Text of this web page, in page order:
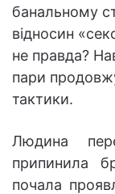
банальному
відносин
не правда?
пари
тактики.
Людина
припинила
почала